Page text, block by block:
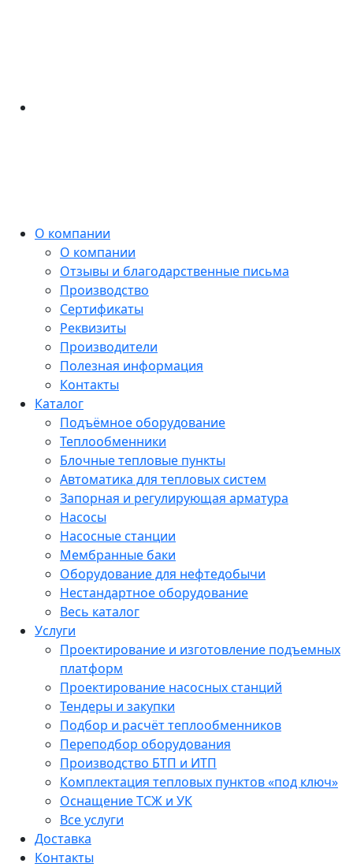
О компании
О компании
Отзывы и благодарственные письма
Производство
Сертификаты
Реквизиты
Производители
Полезная информация
Контакты
Каталог
Подъёмное оборудование
Теплообменники
Блочные тепловые пункты
Автоматика для тепловых систем
Запорная и регулирующая арматура
Насосы
Насосные станции
Мембранные баки
Оборудование для нефтедобычи
Нестандартное оборудование
Весь каталог
Услуги
Проектирование и изготовление подъемных
платформ
Проектирование насосных станций
Тендеры и закупки
Подбор и расчёт теплообменников
Переподбор оборудования
Производство БТП и ИТП
Комплектация тепловых пунктов «под ключ»
Оснащение ТСЖ и УК
Все услуги
Доставка
Контакты